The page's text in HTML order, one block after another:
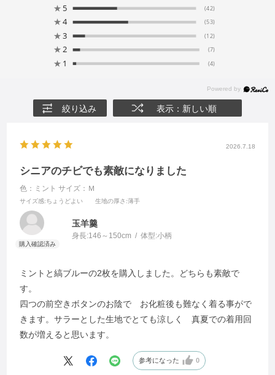
★ 5 (42)
★4 (53)
★3 (12)
★2 (7)
★ 1 (4)
絞り込み 表示：新しい順
2026.7.18
シニアのチビでも素敵になりました
色：ミント サイズ：Ｍ
サイズ感:ちょうどよい 生地の厚さ :薄手
玉羊羹
身長:146～150cm 体型:小柄
ミントと縞ブルーの2枚を購入しました。どちらも素敵で
す。
四つの前空きボタンのお陰で お化粧後も難なく着る事がで
きます。サラーとした生地でとても涼しく 真夏での着用回
数が増えると思います。
参考になった 0